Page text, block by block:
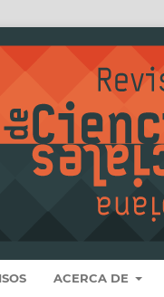
ACERCA DE